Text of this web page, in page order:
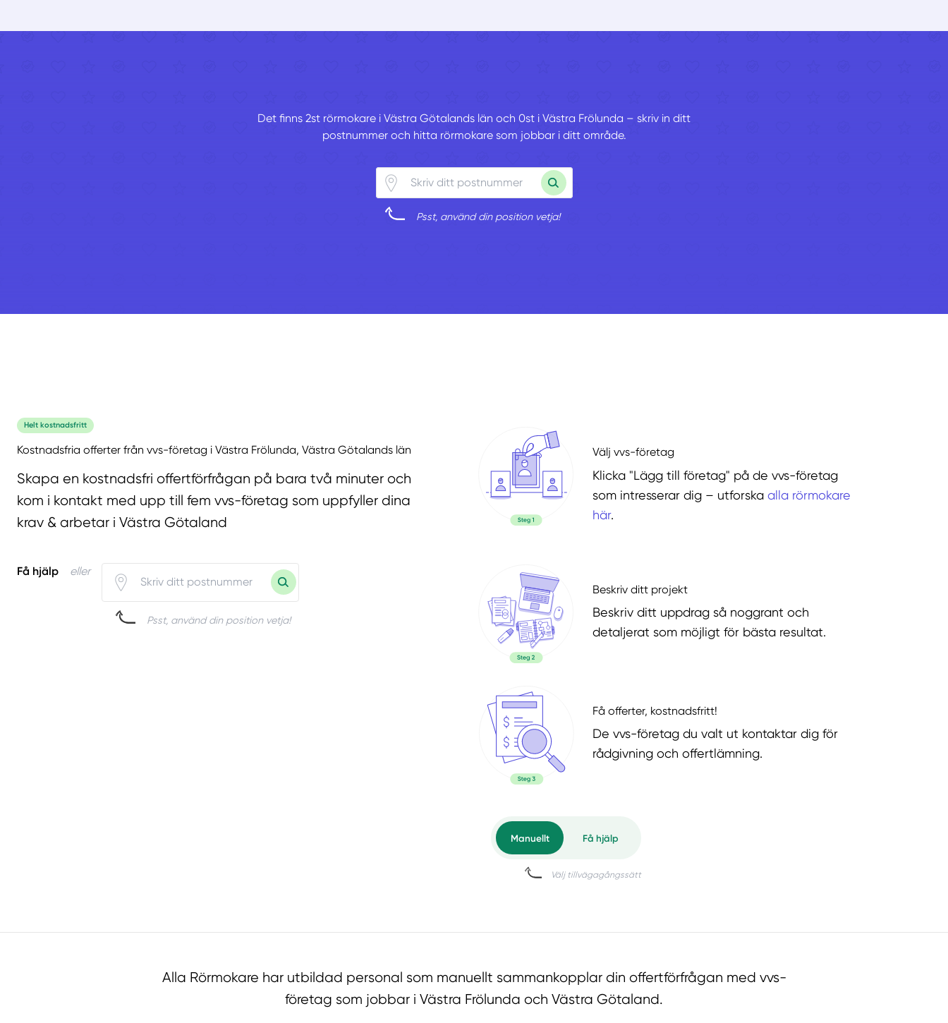
Det finns 2st rörmokare i Västra Götalands län och 0st i Västra Frölunda – skriv in ditt
postnummer och hitta rörmokare som jobbar i ditt område.
Psst, använd din position vetja!
Helt kostnadsfritt
Kostnadsfria offerter från vvs-företag i Västra Frölunda, Västra Götalands län
Skapa en kostnadsfri offertförfrågan på bara två minuter och
kom i kontakt med upp till fem vvs-företag som uppfyller dina
krav & arbetar i Västra Götaland
Få hjälp eller
Psst, använd din position vetja!
Välj vvs-företag
Klicka "Lägg till företag" på de vvs-företag
som intresserar dig – utforska alla rörmokare
här.
Beskriv ditt projekt
Beskriv ditt uppdrag så noggrant och
detaljerat som möjligt för bästa resultat.
Få offerter, kostnadsfritt!
De vvs-företag du valt ut kontaktar dig för
rådgivning och offertlämning.
Alla Rörmokare har utbildad personal som manuellt sammankopplar din offertförfrågan med vvs-
företag som jobbar i Västra Frölunda och Västra Götaland.